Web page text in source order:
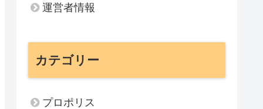
運営者情報
カテゴリー
プロポリス